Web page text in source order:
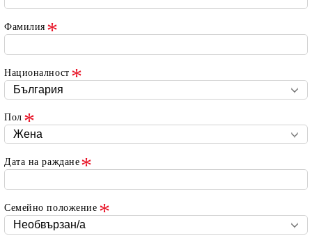
Фамилия
Националност
Пол
Дата на раждане
Семейно положение